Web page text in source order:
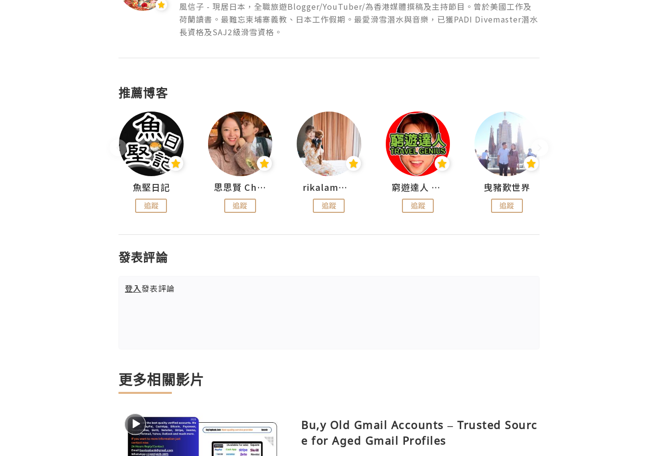
風信子 - 現居日本，全職旅遊Blogger/YouTuber/為香港媒體撰稿及主持節目。曾於美國工作及
荷蘭讀書。最難忘柬埔寨義教、日本工作假期。最愛滑雪潛水與音樂，已獲PADI Divemaster潛水
長資格及SAJ2級滑雪資格。
推薦博客
魚堅日記
追蹤
思思賢 ChillMyBabe
追蹤
rikalammm
追蹤
窮遊達人 Mr.TravelGenius
追蹤
曳豬歎世界
追蹤
發表評論
登入發表評論
更多相關影片
Bu,y Old Gmail Accounts – Trusted Sourc
e for Aged Gmail Profiles